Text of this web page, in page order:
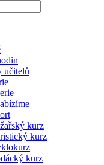
učitelů
kurz
kurz
kurz